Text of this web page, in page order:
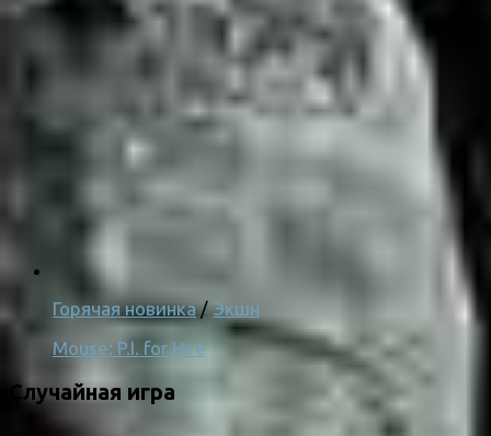
Горячая новинка/Экшн
Mouse: P.I. for Hire
Случайная игра